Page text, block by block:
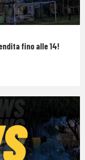
fino alle 14!